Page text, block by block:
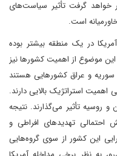
خواهد گرفت تأثیر سیاست‌های
است.
در یک منطقه بیشتر بوده
موضوع از اهمیت کشورها نیز
سوریه و عراق کشورهایی هستند
اهمیت استراتژیک بالایی دارند.
و روسیه تأثیر می‌گذارند. نتیجه
احتمالی تهدیدهای افراطی و
این کشور از سوی گروه‌هایی